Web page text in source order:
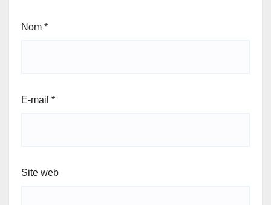
Nom *
E-mail *
Site web